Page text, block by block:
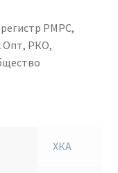
РМРС,
Опт, РКО,
ХКА